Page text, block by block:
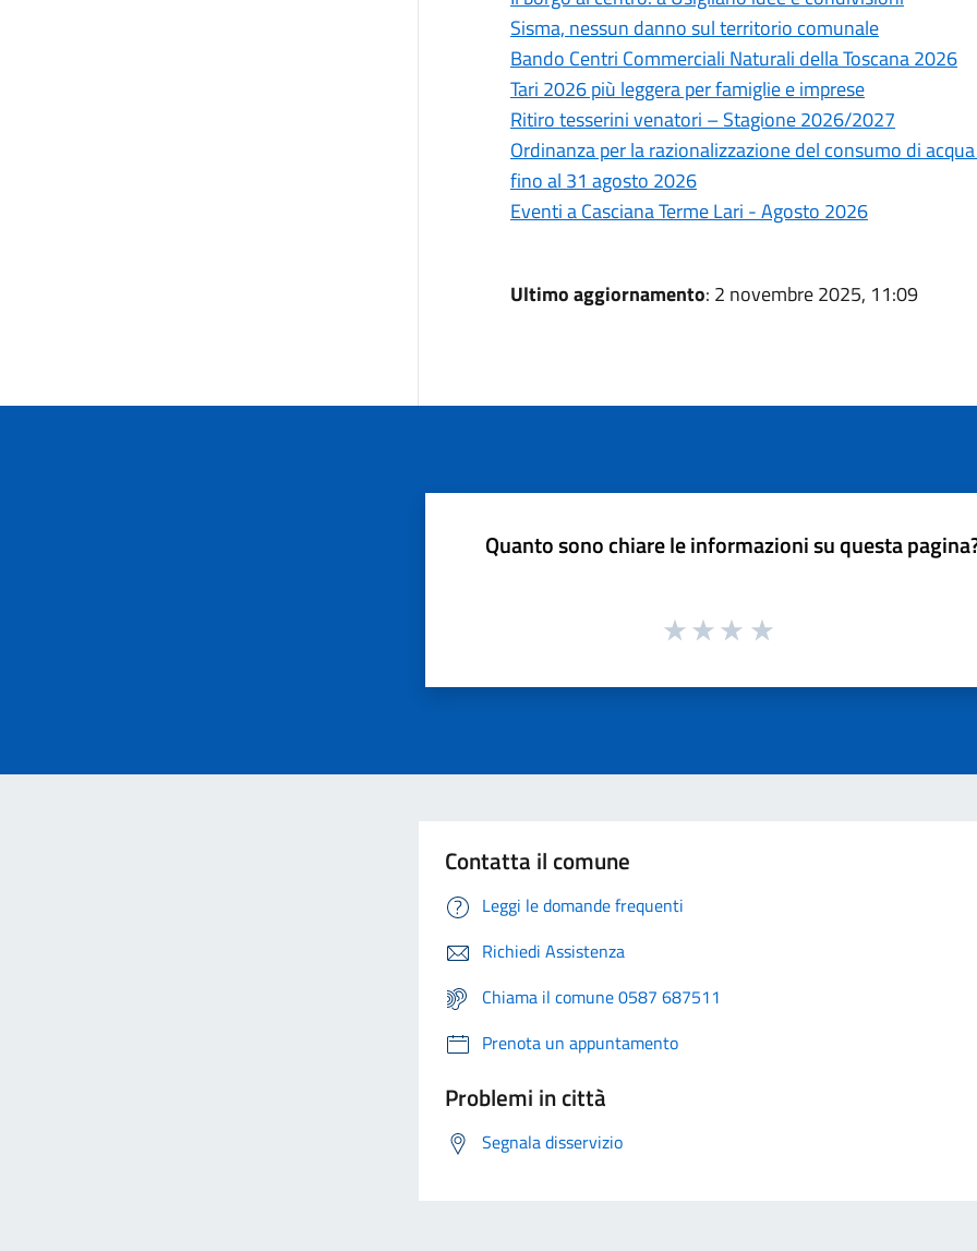
Sisma, nessun danno sul territorio comunale
Bando Centri Commerciali Naturali della Toscana 2026
Tari 2026 più leggera per famiglie e imprese
Ritiro tesserini venatori – Stagione 2026/2027
Ordinanza per la razionalizzazione del consumo di
fino al 31 agosto 2026
Eventi a Casciana Terme Lari - Agosto 2026
Ultimo aggiornamento: 2 novembre 2025, 11:09
Quanto sono chiare le informazioni su questa
Contatta il comune
Leggi le domande frequenti
Richiedi Assistenza
Chiama il comune 0587 687511
Prenota un appuntamento
Problemi in città
Segnala disservizio